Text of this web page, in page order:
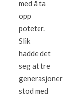
med å ta
opp
poteter.
Slik
hadde det
seg at tre
generasjoner
stod med